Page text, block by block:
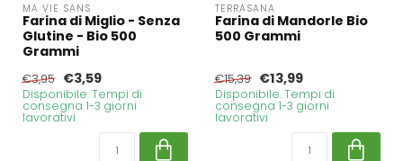
MA VIE SANS
Farina di Miglio - Senza
Glutine - Bio 500
Grammi
€3,95 €3,59
Disponibile. Tempi di
consegna 1-3 giorni
lavorativi
TERRASANA
Farina di Mandorle Bio
500 Grammi
€15,39 €13,99
Disponibile. Tempi di
consegna 1-3 giorni
lavorativi